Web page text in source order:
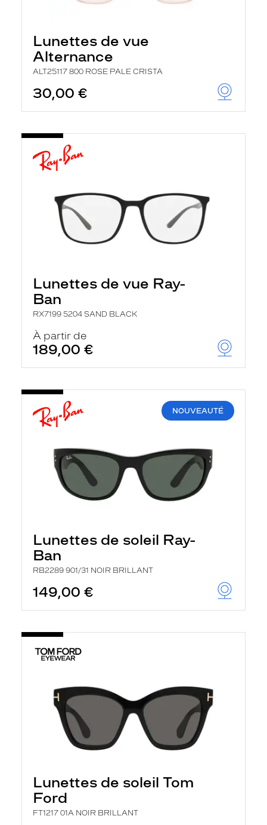
Lunettes de vue
Alternance
ALT25117 800 ROSE PALE CRISTA
30,00 €
Lunettes de vue Ray-
Ban
RX7199 5204 SAND BLACK
À partir de
189,00 €
NOUVEAUTÉ
Lunettes de soleil Ray-
Ban
RB2289 901/31 NOIR BRILLANT
149,00 €
Lunettes de soleil Tom
Ford
FT1217 01A NOIR BRILLANT